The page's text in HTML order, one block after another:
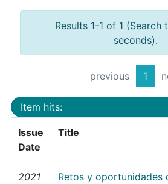
Results 1-1 of 1 (Search
seconds).
previous 1
Item hits:
Issue
Date
Title
2021
Retos y oportunidades